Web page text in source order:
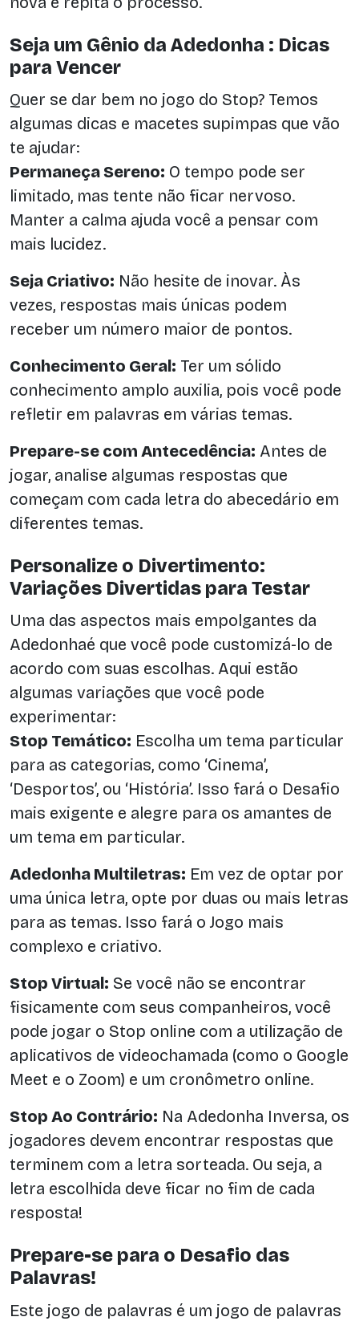
Seja um Gênio da Adedonha : Dicas
para Vencer
Quer se dar bem no jogo do Stop? Temos
algumas dicas e macetes supimpas que vão
te ajudar:
Permaneça Sereno: O tempo pode ser
limitado, mas tente não ficar nervoso.
Manter a calma ajuda você a pensar com
mais lucidez.
Seja Criativo: Não hesite de inovar. Às
vezes, respostas mais únicas podem
receber um número maior de pontos.
Conhecimento Geral: Ter um sólido
conhecimento amplo auxilia, pois você pode
refletir em palavras em várias temas.
Prepare-se com Antecedência: Antes de
jogar, analise algumas respostas que
começam com cada letra do abecedário em
diferentes temas.
Personalize o Divertimento:
Variações Divertidas para Testar
Uma das aspectos mais empolgantes da
Adedonhaé que você pode customizá-lo de
acordo com suas escolhas. Aqui estão
algumas variações que você pode
experimentar:
Stop Temático: Escolha um tema particular
para as categorias, como ‘Cinema’,
‘Desportos’, ou ‘História’. Isso fará o Desafio
mais exigente e alegre para os amantes de
um tema em particular.
Adedonha Multiletras: Em vez de optar por
uma única letra, opte por duas ou mais letras
para as temas. Isso fará o Jogo mais
complexo e criativo.
Stop Virtual: Se você não se encontrar
fisicamente com seus companheiros, você
pode jogar o Stop online com a utilização de
aplicativos de videochamada (como o Google
Meet e o Zoom) e um cronômetro online.
Stop Ao Contrário: Na Adedonha Inversa, os
jogadores devem encontrar respostas que
terminem com a letra sorteada. Ou seja, a
letra escolhida deve ficar no fim de cada
resposta!
Prepare-se para o Desafio das
Palavras!
Este jogo de palavras é um jogo de palavras